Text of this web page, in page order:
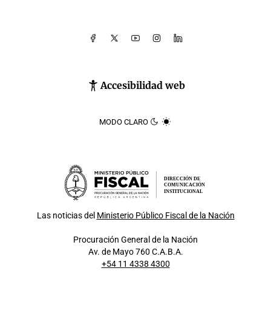
Accesibilidad web
MODO CLARO
DIRECCIÓN DE
COMUNICACIÓN
INSTITUCIONAL
Las noticias del Ministerio Público Fiscal de la Nación
Procuración General de la Nación
Av. de Mayo 760 C.A.B.A.
+54 11 4338 4300